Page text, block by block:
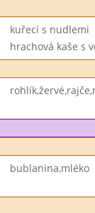
kuřecí s nudlemi
hrachová kaše s
bublanina,mléko